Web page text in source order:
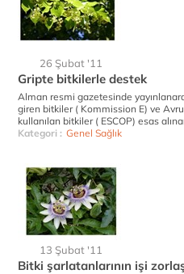
26 Şubat '11
Gripte bitkilerle destek
Alman resmi gazetesinde
giren bitkiler ( Kommission E) ve
kullanılan bitkiler ( ESCOP) esas
Kategori : Genel Sağlık
13 Şubat '11
Bitki şarlatanlarının işi